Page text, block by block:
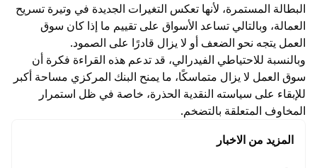
البطالة المستمرة، لأنها تعكس التغيرات الجديدة في وتيرة تسريح
العمالة، وبالتالي تساعد الأسواق على تقييم ما إذا كان سوق
العمل يتجه نحو الضعف أو لا يزال قادرًا على الصمود.
وبالنسبة للاحتياطي الفيدرالي، قد تدعم هذه القراءة فكرة أن
سوق العمل لا يزال متماسكًا، ما يمنح البنك المركزي مساحة أكبر
للإبقاء على سياسته النقدية الحذرة، خاصة في ظل استمرار
المخاوف المتعلقة بالتضخم.
المزيد من الاخبار